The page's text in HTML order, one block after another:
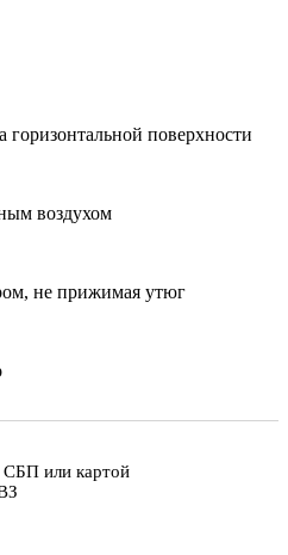
поверхности
воздухом
не прижимая утюг
СБП или картой